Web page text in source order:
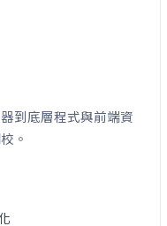
到底層程式與前端資
。